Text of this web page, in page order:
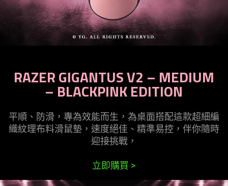
RAZER GIGANTUS V2 – MEDIUM
– BLACKPINK EDITION
平順、防滑，專為效能而生，為桌面搭配這款超細編
織紋理布料滑鼠墊，速度絕佳、精準易控，伴你隨時
迎接挑戰，
立即購買 >